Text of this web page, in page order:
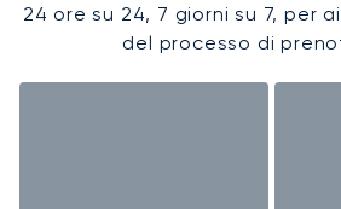
24 ore su 24, 7 giorni su 7, per
del processo di